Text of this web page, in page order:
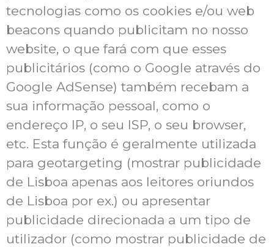
tecnologias como os cookies e/ou web
beacons quando publicitam no nosso
website, o que fará com que esses
publicitários (como o Google através do
Google AdSense) também recebam a
sua informação pessoal, como o
endereço IP, o seu ISP, o seu browser,
etc. Esta função é geralmente utilizada
para geotargeting (mostrar publicidade
de Lisboa apenas aos leitores oriundos
de Lisboa por ex.) ou apresentar
publicidade direcionada a um tipo de
utilizador (como mostrar publicidade de